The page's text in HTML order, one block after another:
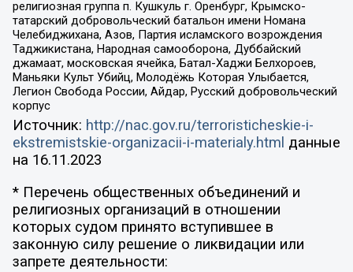
религиозная группа п. Кушкуль г. Оренбург, Крымско-
татарский добровольческий батальон имени Номана
Челебиджихана, Азов, Партия исламского возрождения
Таджикистана, Народная самооборона, Дуббайский
джамаат, московская ячейка, Батал-Хаджи Белхороев,
Маньяки Культ Убийц, Молодёжь Которая Улыбается,
Легион Свобода России, Айдар, Русский добровольческий
корпус
Источник: http://nac.gov.ru/terroristicheskie-i-
ekstremistskie-organizacii-i-materialy.html данные
на 16.11.2023
* Перечень общественных объединений и
религиозных организаций в отношении
которых судом принято вступившее в
законную силу решение о ликвидации или
запрете деятельности: